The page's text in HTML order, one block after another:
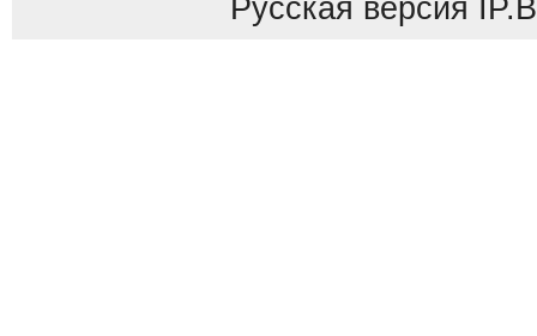
Русская версия